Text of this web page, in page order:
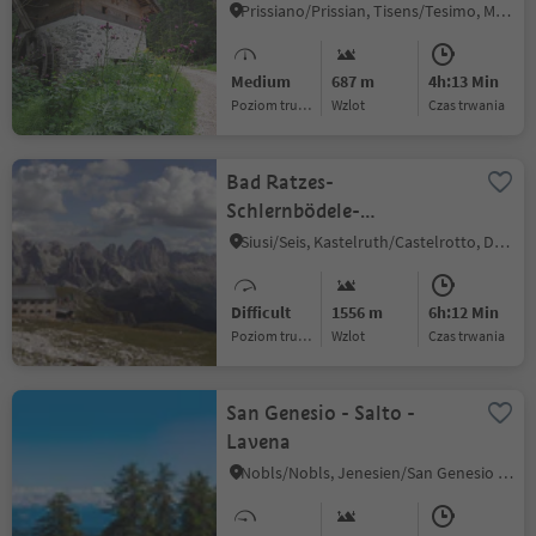
Prissiano/Prissian, Tisens/Tesimo, Meran/Merano and environs
Medium
Poziom trudności
687 m
Wzlot
4h:13 Min
czas trwania
Bad Ratzes-
Schlernbödele-
Schlernhaus
Siusi/Seis, Kastelruth/Castelrotto, Dolomites Region Seiser Alm
Difficult
Poziom trudności
1556 m
Wzlot
6h:12 Min
czas trwania
San Genesio - Salto -
Lavena
Nobls/Nobls, Jenesien/San Genesio Atesino, Bolzano/Bozen and environs